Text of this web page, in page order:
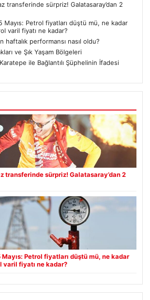
transferinde sürpriz! Galatasaray’dan 2
Mayıs: Petrol fiyatları düştü mü, ne kadar
varil fiyatı ne kadar?
haftalık performansı nasıl oldu?
ve Şık Yaşam Bölgeleri
ile Bağlantılı Şüphelinin İfadesi
transferinde sürpriz! Galatasaray’dan 2
Petrol fiyatları düştü mü, ne kadar
varil fiyatı ne kadar?